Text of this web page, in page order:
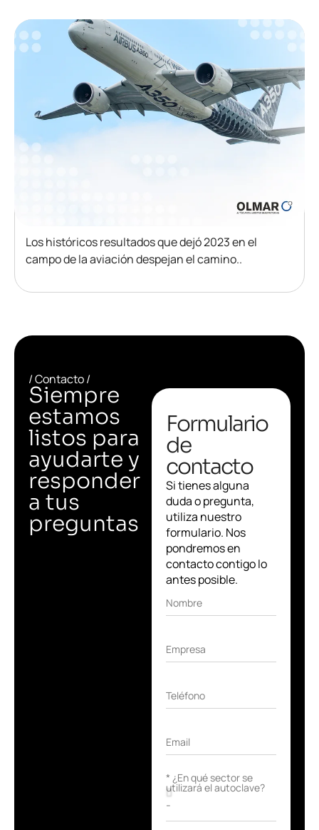
Los históricos resultados que dejó 2023 en el
campo de la aviación despejan el camino..
/ Contacto /
Siempre
estamos
listos para
ayudarte y
responder
a tus
preguntas
Formulario
de
contacto
Si tienes alguna
duda o pregunta,
utiliza nuestro
formulario. Nos
pondremos en
contacto contigo lo
antes posible.
Nombre
Empresa
Teléfono
Email
* ¿En qué sector se
utilizará el autoclave?